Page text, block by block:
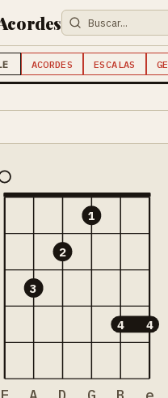
ACORDES ESCALAS
3
2
1
4 4